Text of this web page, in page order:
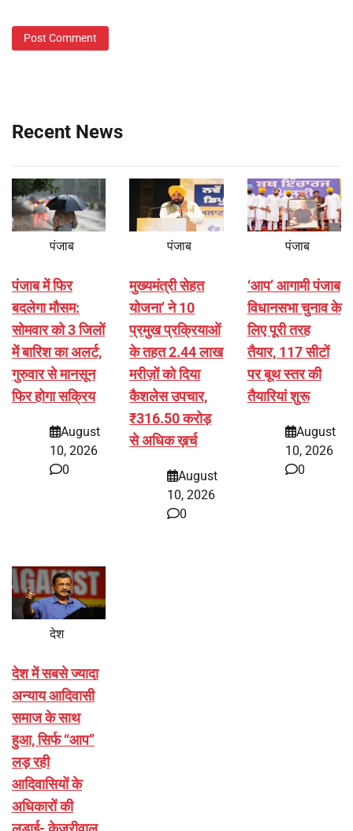
Recent News
पंजाब
पंजाब में फिर
बदलेगा मौसम:
सोमवार को 3 जिलों
में बारिश का अलर्ट,
गुरुवार से मानसून
फिर होगा सक्रिय
August
10, 2026
0
पंजाब
मुख्यमंत्री सेहत
योजना’ ने 10
प्रमुख प्रक्रियाओं
के तहत 2.44 लाख
मरीज़ों को दिया
कैशलेस उपचार,
₹316.50 करोड़
से अधिक ख़र्च
August
10, 2026
0
पंजाब
‘आप’ आगामी पंजाब
विधानसभा चुनाव के
लिए पूरी तरह
तैयार, 117 सीटों
पर बूथ स्तर की
तैयारियां शुरू
August
10, 2026
0
देश
देश में सबसे ज्यादा
अन्याय आदिवासी
समाज के साथ
हुआ, सिर्फ ‘‘आप’’
लड़ रही
आदिवासियों के
अधिकारों की